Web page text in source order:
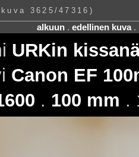
3625/47316)
alkuun. edellinen kuva.
URKin
Canon EF
. 100 mm .